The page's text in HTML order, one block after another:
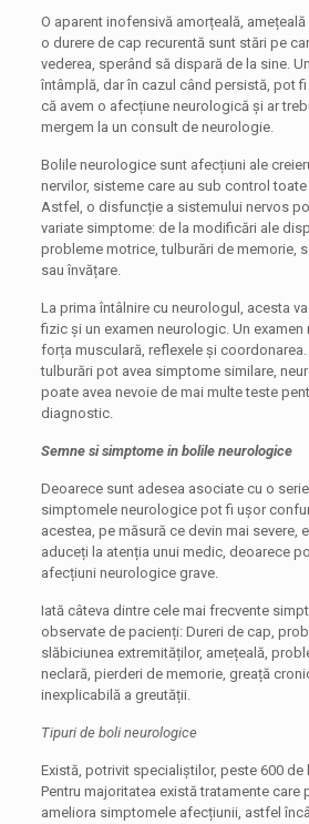
O aparent inofensivă amorțeală,
o durere de cap recurentă sunt stări pe
vederea, sperând să dispară de la sine.
întâmplă, dar în cazul când persistă, pot
că avem o afecțiune neurologică și ar
mergem la un consult de neurologie.
Bolile neurologice sunt afecțiuni ale
nervilor, sisteme care au sub control
Astfel, o disfuncție a sistemului nervos
variate simptome: de la modificări ale
probleme motrice, tulburări de memorie,
sau învățare.
La prima întâlnire cu neurologul, acesta
fizic și un examen neurologic. Un
forța musculară, reflexele și
tulburări pot avea simptome similare,
poate avea nevoie de mai multe teste
diagnostic.
Semne si simptome in bolile neurologice
Deoarece sunt adesea asociate cu o
simptomele neurologice pot fi ușor
acestea, pe măsură ce devin mai severe,
aduceți la atenția unui medic, deoarece
afecțiuni neurologice grave.
Iată câteva dintre cele mai frecvente
observate de pacienți: Dureri de cap,
slăbiciunea extremităților, amețeală,
neclară, pierderi de memorie, greață
inexplicabilă a greutății.
Tipuri de boli neurologice
Există, potrivit specialiștilor, peste 600
Pentru majoritatea există tratamente care
ameliora simptomele afecțiunii, astfel